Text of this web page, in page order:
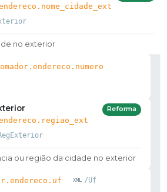
no exterior
Reforma
ou região da cidade no exterior
/Uf